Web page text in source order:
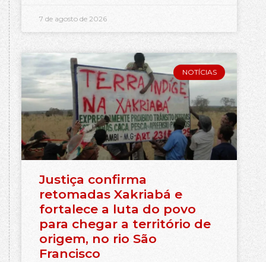
7 de agosto de 2026
NOTÍCIAS
Justiça confirma
retomadas Xakriabá e
fortalece a luta do povo
para chegar a território de
origem, no rio São
Francisco